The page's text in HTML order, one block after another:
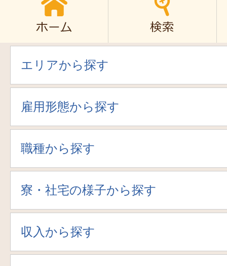
エリアから探す
雇用形態から探す
職種から探す
寮・社宅の様子から探す
収入から探す